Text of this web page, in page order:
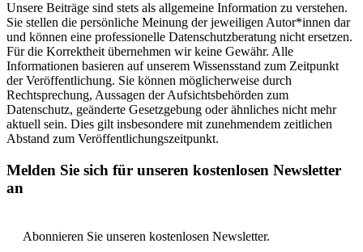
Unsere Beiträge sind stets als allgemeine Information zu verstehen.
Sie stellen die persönliche Meinung der jeweiligen Autor*innen dar
und können eine professionelle Datenschutzberatung nicht ersetzen.
Für die Korrektheit übernehmen wir keine Gewähr. Alle
Informationen basieren auf unserem Wissensstand zum Zeitpunkt
der Veröffentlichung. Sie können möglicherweise durch
Rechtsprechung, Aussagen der Aufsichtsbehörden zum
Datenschutz, geänderte Gesetzgebung oder ähnliches nicht mehr
aktuell sein. Dies gilt insbesondere mit zunehmendem zeitlichen
Abstand zum Veröffentlichungszeitpunkt.
Melden Sie sich für unseren kostenlosen Newsletter
an
Abonnieren Sie unseren kostenlosen Newsletter.